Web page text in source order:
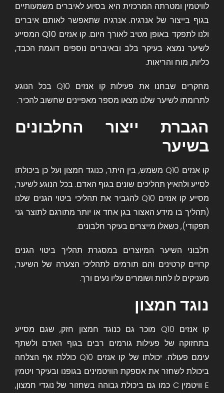
לוויטמין ומטרתה המרכזית היא בסיוע לאיברים משמעותיים
בגוף בייצור של אנרגיה. אנרגיה שתאפשר לאותם איברים
ולנו לתפקד באופן מטיב לאורך היום. קו אנזים Q10 המסייע
לשיער נמצא בעיקר בלב ובאיברים נוספים דוגמת הכבד,
כליות, מוח והריאות.
מחקרים שבחנו את פעילותקו אנזים Q10
בכל הנוגע
לתרומתו לשיער שלנו מצאו מספר מאפיינים שחשוב להכיר.
הגברת ייצור החלבונים
בשיער
קו אנזים Q10 משמש, בין היתר, כנוגד חמצון ועל כן ביכולתו
לסייע ולהאיץ תהליכים שונים בגוף האדם. בכל הנוגע לשיער,
מסייע קו אנזים Q10 להגביר את
תהליכי ביטוי הגנים שלנו
(תהליך בו מידע האצור בגן אחד או יותר מתורגם לתוצר גני
תפקודי), כשאלו מייצרים בעיקר חלבונים.
חלבוני השיער המיוצרים במסגרת תהליך ביטוי הגנים
קרוייםקרטינים והם תורמים לתהליכי הצערה של השיער,
מעניקים לו לחות ושומרים עליו נעים ורך.
נוגד חמצון
קו אנזים Q10 מוכר גם כנוגד חמצון חזק, שגם מסייע
בתחזוקה של פעילות גורמים רבים בגוף האדם ולשתף
עימם פעולה. יכולתו של קו אנזים Q10 כוללת אף הצלחה
ביכולת לשחזר את אספקת הוויטמינים בגופנו ובעיקר ויטמין
Eוויטמין C
כמו גם ביכולת גבוהה בשחזור של נוגדי חמצון,